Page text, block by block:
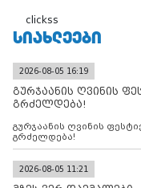
clickss
ᲡᲘᲐᲮᲚᲔᲔᲑᲘ
2026-08-05 16:19
გურჯაანის ღვინის
გრძელდება!
გურჯაანის ღვინის
გრძელდება!
2026-08-05 11:21